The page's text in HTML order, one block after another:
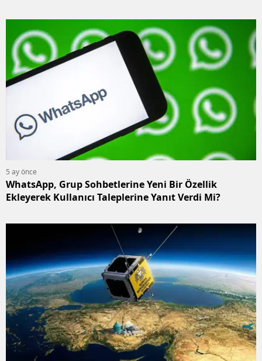
5 ay önce
WhatsApp, Grup Sohbetlerine Yeni Bir Özellik
Ekleyerek Kullanıcı Taleplerine Yanıt Verdi Mi?